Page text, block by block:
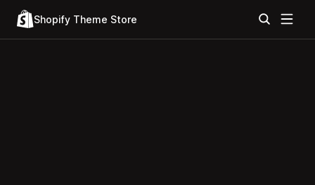
Shopify Theme Store